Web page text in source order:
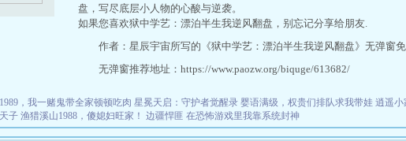
盘，写尽底层小人物的心酸与逆袭。
如果您喜欢狱中学艺：漂泊半生我逆风翻盘，别忘记分享给朋友.
作者：星辰宇宙所写的《狱中学艺：漂泊半生我逆风翻盘》无弹窗
无弹窗推荐地址：https://www.paozw.org/biquge/613682/
，我一赌鬼带全家顿顿吃肉 星冕天启：守护者觉醒录 婴语满级，权贵们排队求我带娃 逍遥小
子 渔猎溪山1988，傻媳妇旺家！ 边疆悍匪 在恐怖游戏里我靠系统封神